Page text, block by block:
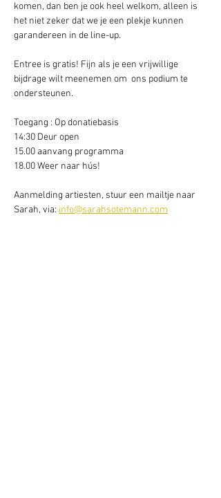
komen, dan ben je ook heel welkom, alleen is
het niet zeker dat we je een plekje kunnen
garandereen in de line-up.
Entree is gratis! Fijn als je een vrijwillige
bijdrage wilt meenemen om  ons podium te
ondersteunen.
Toegang : Op donatiebasis
14:30 Deur open
15.00 aanvang programma
18.00 Weer naar hús!
Aanmelding artiesten, stuur een mailtje naar
Sarah, via: info@sarahsotemann.com